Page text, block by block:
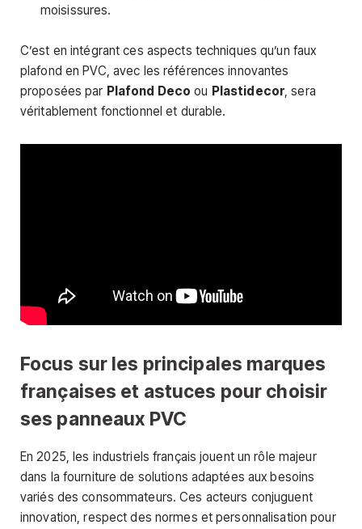
moisissures.
C’est en intégrant ces aspects techniques qu’un faux
plafond en PVC, avec les références innovantes
proposées par Plafond Deco ou Plastidecor, sera
véritablement fonctionnel et durable.
Focus sur les principales marques
françaises et astuces pour choisir
ses panneaux PVC
En 2025, les industriels français jouent un rôle majeur
dans la fourniture de solutions adaptées aux besoins
variés des consommateurs. Ces acteurs conjuguent
innovation, respect des normes et personnalisation pour